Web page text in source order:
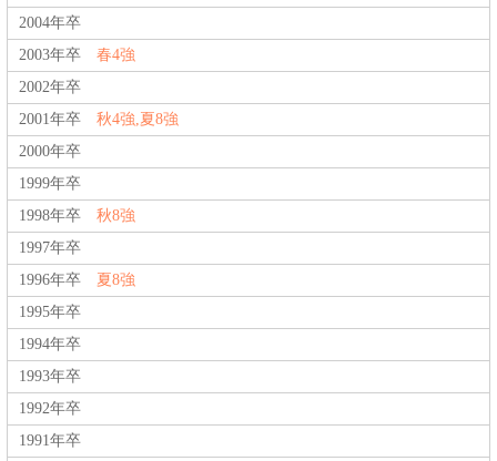
2004年卒
2003年卒 春4強
2002年卒
2001年卒 秋4強,夏8強
2000年卒
1999年卒
1998年卒 秋8強
1997年卒
1996年卒 夏8強
1995年卒
1994年卒
1993年卒
1992年卒
1991年卒